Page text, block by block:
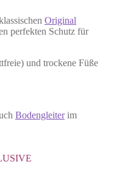
Original
perfekten Schutz für
und trockene Füße
Bodengleiterim